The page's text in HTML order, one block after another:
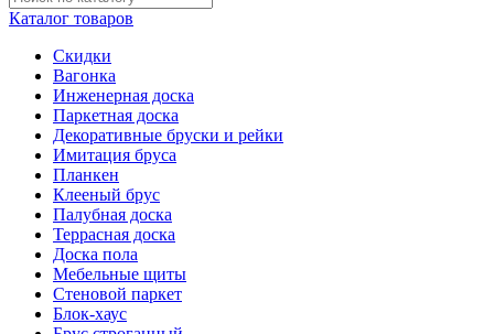
Каталог товаров
Скидки
Вагонка
Инженерная доска
Паркетная доска
Декоративные бруски и рейки
Имитация бруса
Планкен
Клееный брус
Палубная доска
Террасная доска
Доска пола
Мебельные щиты
Стеновой паркет
Блок-хаус